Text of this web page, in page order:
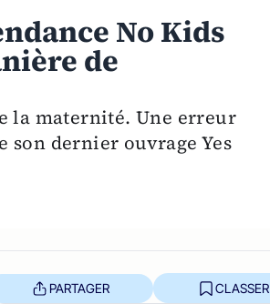
No Kids
de
la maternité. Une erreur
dernier ouvrage Yes
PARTAGER CLASSER